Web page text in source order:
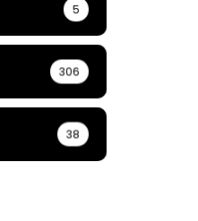
5
306
38